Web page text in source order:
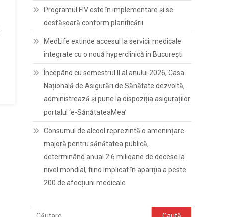
Programul FIV este în implementare și se
desfășoară conform planificării
MedLife extinde accesul la servicii medicale
integrate cu o nouă hyperclinică în București
Începând cu semestrul II al anului 2026, Casa
Națională de Asigurări de Sănătate dezvoltă,
administrează și pune la dispoziția asiguraților
portalul ‘e-SănătateaMea’
Consumul de alcool reprezintă o amenințare
majoră pentru sănătatea publică,
determinând anual 2.6 milioane de decese la
nivel mondial, fiind implicat în apariția a peste
200 de afecțiuni medicale
Caută